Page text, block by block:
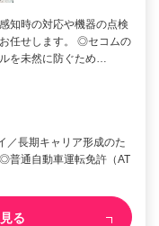
知時の対応や機器の点検
任せします。 ◎セコムの
を未然に防ぐため…
／長期キャリア形成のた
通自動車運転免許（AT
る